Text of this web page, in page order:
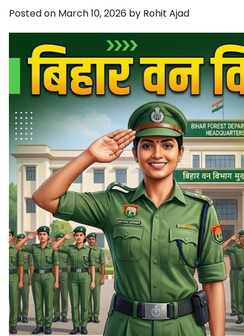
Posted on March 10, 2026 by Rohit Ajad